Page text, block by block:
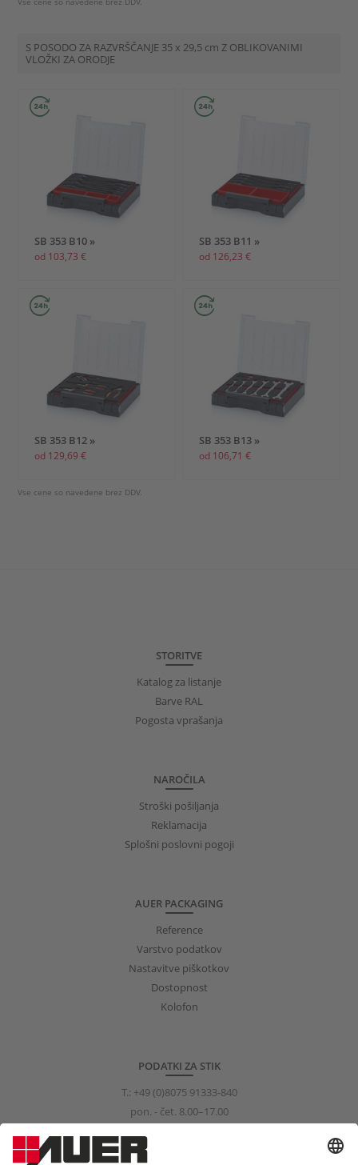
S POSODO ZA RAZVRŠČANJE 35 x 29,5 cm Z OBLIKOVANIMI
VLOŽKI ZA ORODJE
SB 353 B10 »
od 103,73 €
SB 353 B11 »
od 126,23 €
SB 353 B12 »
od 129,69 €
SB 353 B13 »
od 106,71 €
Vse cene so navedene brez DDV.
STORITVE
Katalog za listanje
Barve RAL
Pogosta vprašanja
NAROČILA
Stroški pošiljanja
Reklamacija
Splošni poslovni pogoji
AUER PACKAGING
Reference
Varstvo podatkov
Nastavitve piškotkov
Dostopnost
Kolofon
PODATKI ZA STIK
T.: +49 (0)8075 91333-840
pon. - čet. 8.00–17.00
info@auer-packaging.com